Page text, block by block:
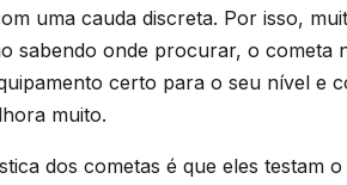
uma cauda discreta. Por isso,
sabendo onde procurar, o cometa
certo para o seu nível e
muito.
dos cometas é que eles testam